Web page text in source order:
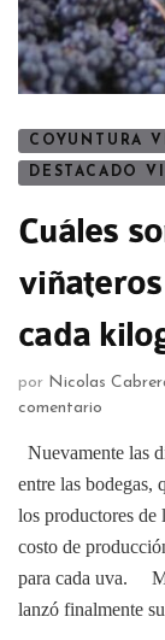
COYUNTURA
DESTACADO
Cuáles
cada
por Nicolas
comentario
Nuevamente las
entre las bodegas,
los productores de
costo de
para cada uva.
lanzó finalmente